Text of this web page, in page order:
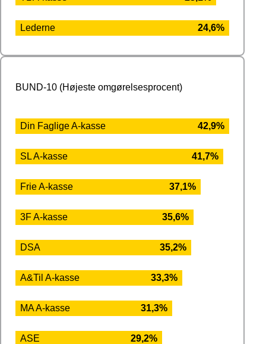
Lederne 24,6%
BUND-10 (Højeste omgørelsesprocent)
Din Faglige A-kasse 42,9%
SL A-kasse 41,7%
Frie A-kasse 37,1%
3F A-kasse 35,6%
DSA 35,2%
A&Til A-kasse 33,3%
MA A-kasse 31,3%
ASE 29,2%